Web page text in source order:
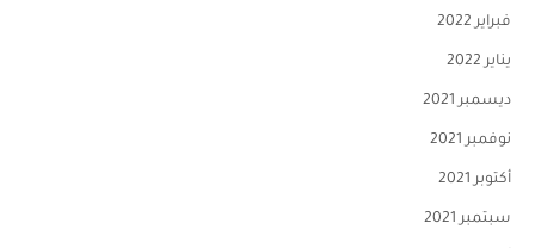
فبراير 2022
يناير 2022
ديسمبر 2021
نوفمبر 2021
أكتوبر 2021
سبتمبر 2021